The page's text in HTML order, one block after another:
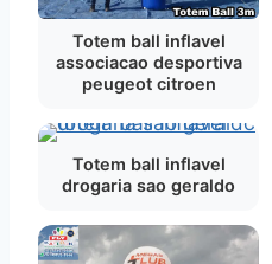
Totem ball inflavel
associacao desportiva
peugeot citroen
Totem ball inflavel
drogaria sao geraldo